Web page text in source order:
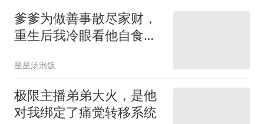
爹爹为做善事散尽家财，
重生后我冷眼看他自食恶
星星汤泡饭
极限主播弟弟大火，是他
对我绑定了痛觉转移系统